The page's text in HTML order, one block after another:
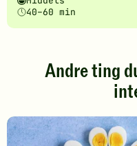
fått
5
av
stjerner.
gi
din
40–60 min
Andre ting